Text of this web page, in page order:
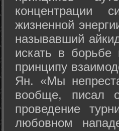
концентрации
жизненной
называвший
искать в
принципу
Ян. «Мы
вообще, писал
проведение
любовном